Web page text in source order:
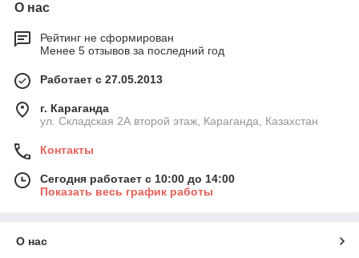
О нас
Рейтинг не сформирован
Менее 5 отзывов за последний год
Работает с 27.05.2013
г. Караганда
ул. Складская 2А второй этаж, Караганда, Казахстан
Контакты
Сегодня работает с 10:00 до 14:00
Показать весь график работы
О нас